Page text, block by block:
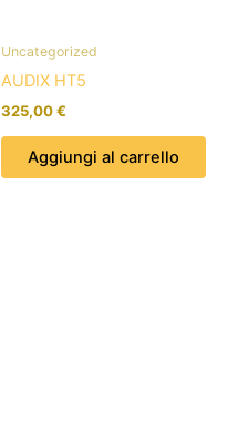
Uncategorized
AUDIX HT5
325,00€
Aggiungi al carrello